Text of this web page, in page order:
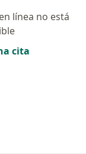
línea no está
cita